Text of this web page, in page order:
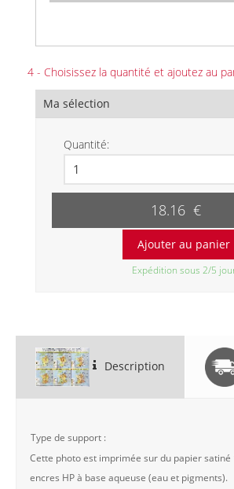
4 - Choisissez la quantité et ajoutez au
Ma sélection
Quantité:
18.16 €
Expédition sous 2/5
Description
Type de support :
Cette photo est imprimée sur du papier satiné
encres HP à base aqueuse (eau et pigments).